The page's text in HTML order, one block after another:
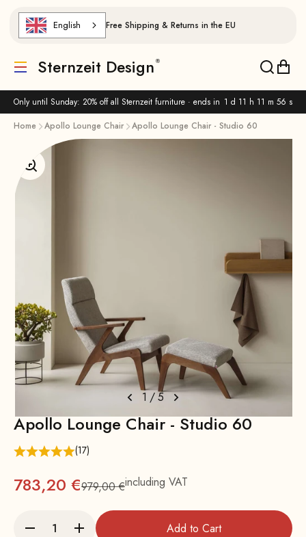
Only until Sunday: 20% off all Sternzeit furniture · ends in 1 d 11 h 11 m 56 s
English Free Shipping & Returns in the EU
Translation missing: de.header.general.menu
Sternzeit Design
Home Apollo Lounge Chair Apollo Lounge Chair - Studio 60
1 /5
Enlarge image
Apollo Lounge Chair - Studio 60
(17)
783,20 €Regular
979,00 €including VAT
Add to Cart